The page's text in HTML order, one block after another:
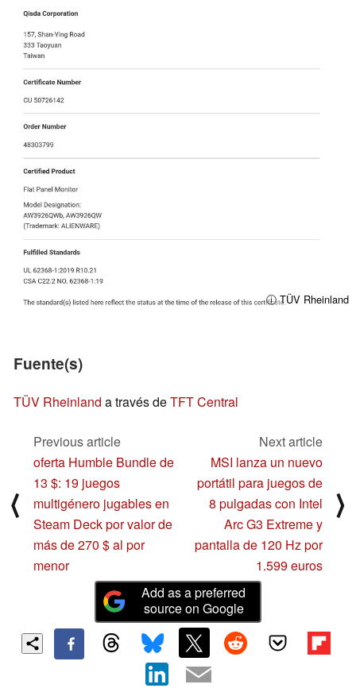
ⓘ TÜV Rheinland
Fuente(s)
TÜV Rheinland a través deTFT Central
⟨
Previous article
oferta Humble Bundle de
13 $: 19 juegos
multigénero jugables en
Steam Deck por valor de
más de 270 $ al por
menor
Next article
MSI lanza un nuevo
portátil para juegos de
8 pulgadas con Intel
Arc G3 Extreme y
pantalla de 120 Hz por
1.599 euros
⟩
Add as a preferred
source on Google